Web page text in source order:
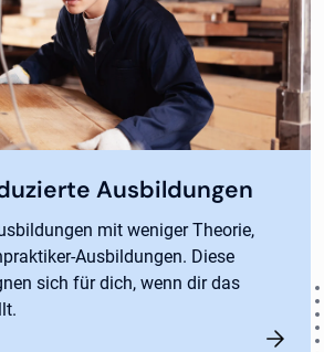
Ausbildungen
mit weniger Theorie,
Ausbildungen. Diese
sich für dich, wenn dir das